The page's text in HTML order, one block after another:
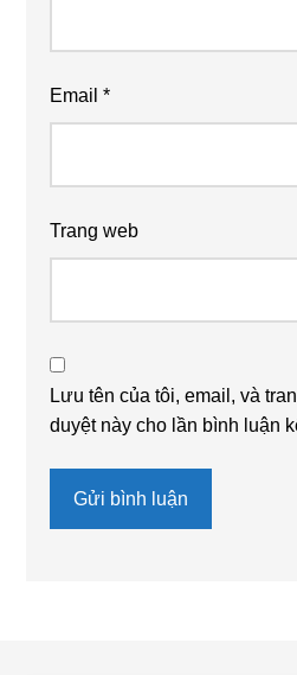
Email*
Trang web
Lưu tên của tôi, email, và
duyệt này cho lần bình luận